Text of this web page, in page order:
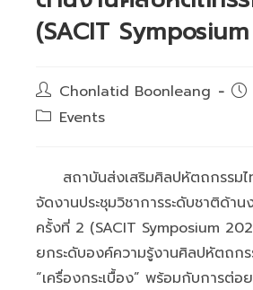
(SACIT
Post
author:
Chonlatid Boonleang
PostEvents
สถาบันส่งเสริมศิลปหัตถกรรมไ
จัดงานประชุมวิชาการระดับชาติด้า
ครั้งที่ 2 (SACIT Symposium
ยกระดับองค์ความรู้งานศิลปหัตถก
“เครื่องกระเบื้อง” พร้อมกับการต่